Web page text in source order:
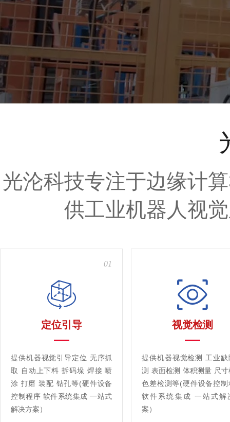
光沦科技专注于边缘计
供工业机器人视
01
定位引导
提供机器视觉引导定位 无序抓
取 自动上下料 拆码垛 焊接 喷
涂 打磨 装配 钻孔等(硬件设备
控制程序 软件系统集成 一站式
解决方案）
视觉检测
提供机器视觉检测 工业缺
测 表面检测 体积测量 尺寸
色差检测等(硬件设备控制
软件系统集成 一站式解
案）